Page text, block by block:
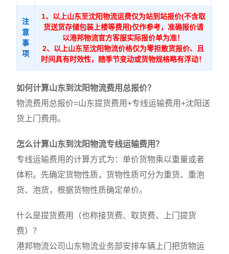
注
意
事
项
1、以上山东至沈阳物流运费仅为站到站报价(不含取
货送货存储包装上楼等费用)仅作参考，准确报价请
以港邦物流官方客服实际报价单为准！
2、以上山东至沈阳物流价格仅为零担散货报价、且
时间具有时效性，随季节变动或货物规格略有浮动！
如何计算山东到沈阳物流费用总报价？
物流费用总报价=山东提货费用+专线运输费用+沈阳送
货上门费用。
怎么计算山东到沈阳物流专线运输费用？
专线运输费用的计算方式为：单价货物乘以重量或者
体积。先确定货物性质，货物性质可分为重货、重泡
货、泡货，根据货物性质确定单价。
什么是提货费用（也称接货费、取货费、上门提货
费）？
港邦物流公司山东物流业务部安排车辆上门把货物运